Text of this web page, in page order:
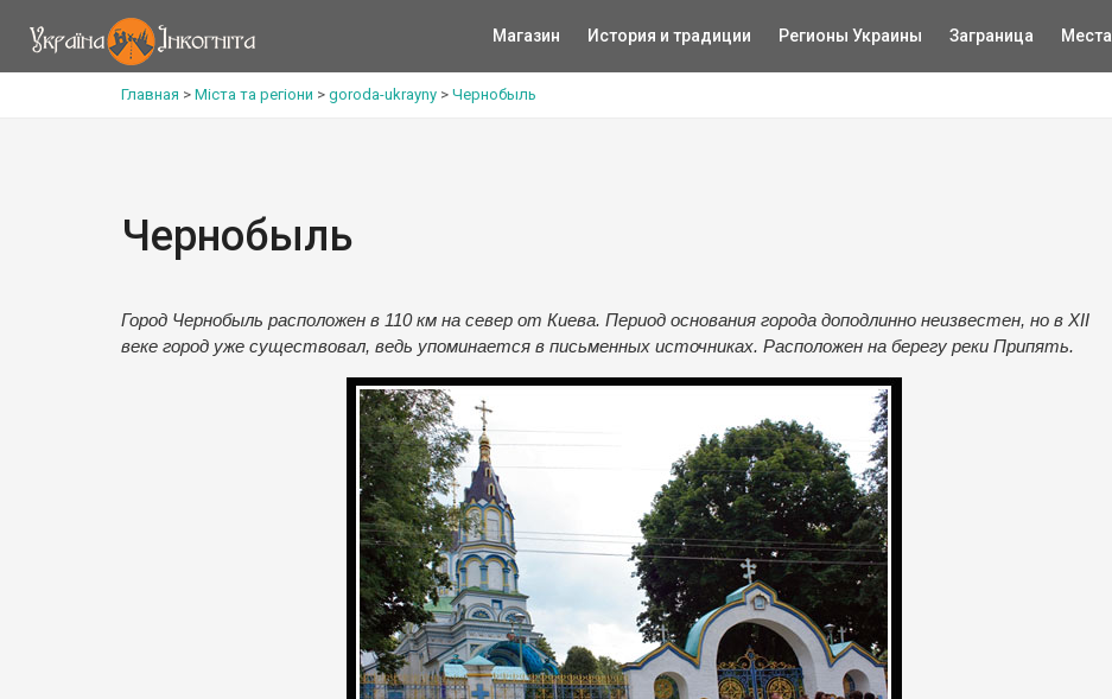
Магазин История и традиции Регионы Украины Заграница Места
Главная > Міста та регіони > goroda-ukrayny > Чернобыль
Чернобыль
Город Чернобыль расположен в 110 км на север от Киева. Период основания города доподлинно неизвестен, но в XII
веке город уже существовал, ведь упоминается в письменных источниках. Расположен на берегу реки Припять.